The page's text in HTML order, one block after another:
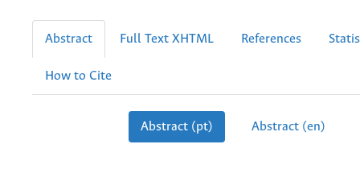
Abstract Full Text XHTML References
How to Cite
Abstract (pt) Abstract (en)